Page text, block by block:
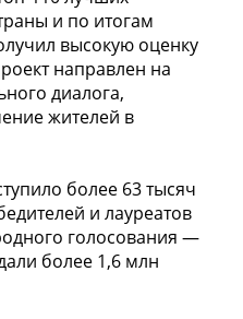
и по итогам
высокую оценку
направлен на
диалога,
жителей в
более 63 тысяч
и лауреатов
голосования —
более 1,6 млн